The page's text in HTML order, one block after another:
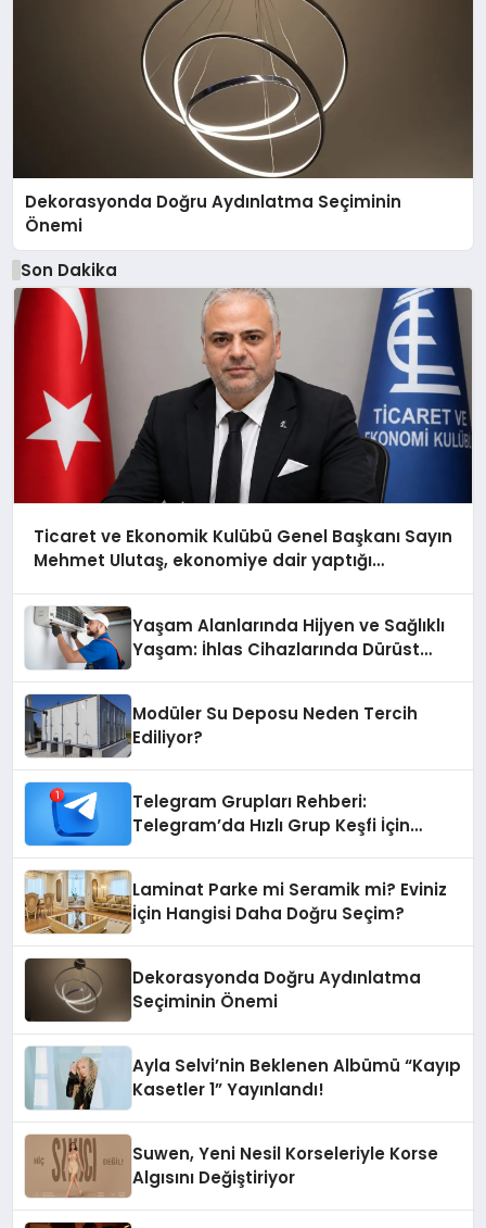
Dekorasyonda Doğru Aydınlatma Seçiminin
Önemi
Son Dakika
Ticaret ve Ekonomik Kulübü Genel Başkanı Sayın
Mehmet Ulutaş, ekonomiye dair yaptığı
Yaşam Alanlarında Hijyen ve Sağlıklı
Yaşam: İhlas Cihazlarında Dürüst
Modüler Su Deposu Neden Tercih
Ediliyor?
Telegram Grupları Rehberi:
Telegram’da Hızlı Grup Keşfi İçin
Laminat Parke mi Seramik mi? Eviniz
İçin Hangisi Daha Doğru Seçim?
Dekorasyonda Doğru Aydınlatma
Seçiminin Önemi
Ayla Selvi’nin Beklenen Albümü “Kayıp
Kasetler 1” Yayınlandı!
Suwen, Yeni Nesil Korseleriyle Korse
Algısını Değiştiriyor